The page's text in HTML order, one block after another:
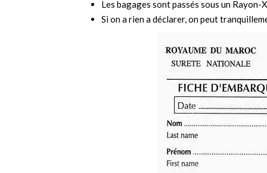
Les bagages sont passés sous un Rayon-X
Si on a rien a déclarer, on peut